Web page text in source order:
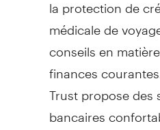
médicale de
conseils en
finances
Trust propose des
bancaires